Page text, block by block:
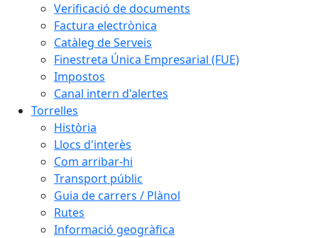
Verificació de documents
Factura electrònica
Catàleg de Serveis
Finestreta Única Empresarial (FUE)
Impostos
Canal intern d'alertes
Torrelles
Història
Llocs d'interès
Com arribar-hi
Transport públic
Guia de carrers / Plànol
Rutes
Informació geogràfica